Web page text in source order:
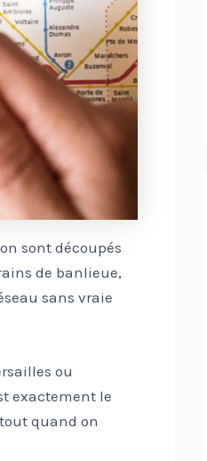
sont découpés
de banlieue,
sans vraie
ou
exactement le
quand on